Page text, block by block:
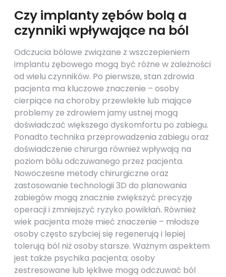
Czy implanty zębów bolą a
czynniki wpływające na ból
Odczucia bólowe związane z wszczepieniem
implantu zębowego mogą być różne w zależności
od wielu czynników. Po pierwsze, stan zdrowia
pacjenta ma kluczowe znaczenie – osoby
cierpiące na choroby przewlekłe lub mające
problemy ze zdrowiem jamy ustnej mogą
doświadczać większego dyskomfortu po zabiegu.
Ponadto technika przeprowadzenia zabiegu oraz
doświadczenie chirurga również wpływają na
poziom bólu odczuwanego przez pacjenta.
Nowoczesne metody chirurgiczne oraz
zastosowanie technologii 3D do planowania
zabiegów mogą znacznie zwiększyć precyzję
operacji i zmniejszyć ryzyko powikłań. Również
wiek pacjenta może mieć znaczenie – młodsze
osoby często szybciej się regenerują i lepiej
tolerują ból niż osoby starsze. Ważnym aspektem
jest także psychika pacjenta; osoby
zestresowane lub lękliwe mogą odczuwać ból